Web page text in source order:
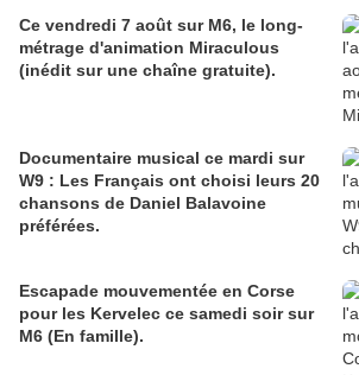
Ce vendredi 7 août sur M6, le long-
métrage d'animation Miraculous
(inédit sur une chaîne gratuite).
Documentaire musical ce mardi sur
W9 : Les Français ont choisi leurs 20
chansons de Daniel Balavoine
préférées.
Escapade mouvementée en Corse
pour les Kervelec ce samedi soir sur
M6 (En famille).